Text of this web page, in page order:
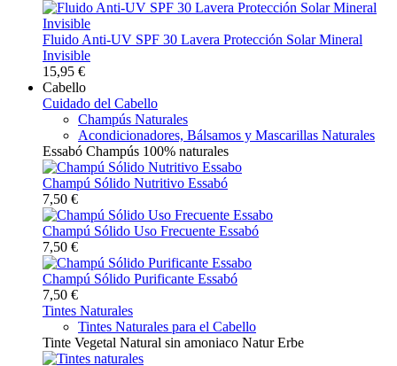
Fluido Anti-UV SPF 30 Lavera Protección Solar Mineral
Invisible
15,95 €
Cabello
Cuidado del Cabello
Champús Naturales
Acondicionadores, Bálsamos y Mascarillas Naturales
Essabó Champús 100% naturales
Champú Sólido Nutritivo Essabó
7,50 €
Champú Sólido Uso Frecuente Essabó
7,50 €
Champú Sólido Purificante Essabó
7,50 €
Tintes Naturales
Tintes Naturales para el Cabello
Tinte Vegetal Natural sin amoniaco Natur Erbe